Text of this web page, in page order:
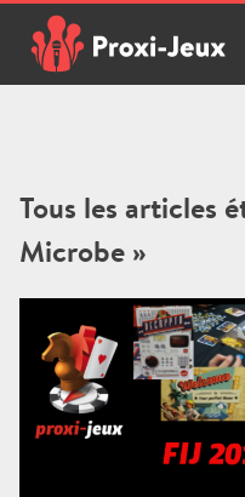
content
Tous les articles
Microbe »